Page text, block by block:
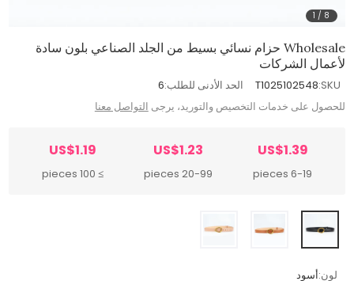
1 / 8
Wholesale حزام نسائي بسيط من الجلد الصناعي بلون سادة
لأعمال الشركات
SKU:
T1025102548 الحد الأدنى للطلب:6
للحصول على خدمات التخصيص والتوريد، يرجى التواصل معنا
US$1.39
6-19 pieces
US$1.23
20-99 pieces
US$1.19
≥ 100 pieces
لون:أسود